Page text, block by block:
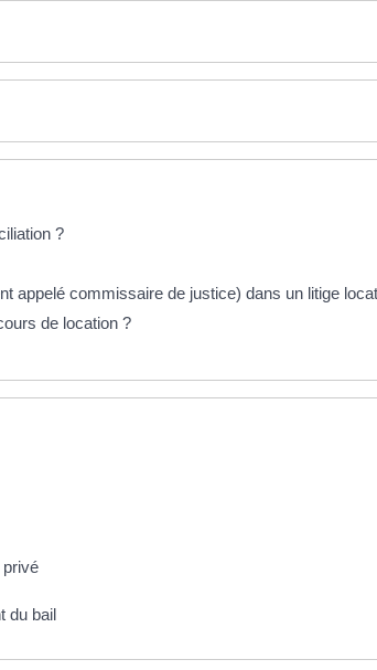
?
appelé commissaire de justice) dans un litige
de location ?
privé
du bail